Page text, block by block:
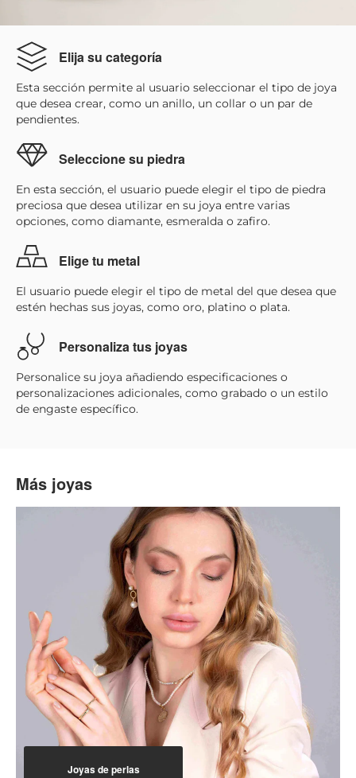
Elija su categoría
Esta sección permite al usuario seleccionar el tipo de joya
que desea crear, como un anillo, un collar o un par de
pendientes.
Seleccione su piedra
En esta sección, el usuario puede elegir el tipo de piedra
preciosa que desea utilizar en su joya entre varias
opciones, como diamante, esmeralda o zafiro.
Elige tu metal
El usuario puede elegir el tipo de metal del que desea que
estén hechas sus joyas, como oro, platino o plata.
Personaliza tus joyas
Personalice su joya añadiendo especificaciones o
personalizaciones adicionales, como grabado o un estilo
de engaste específico.
Más joyas
Joyas de perlas